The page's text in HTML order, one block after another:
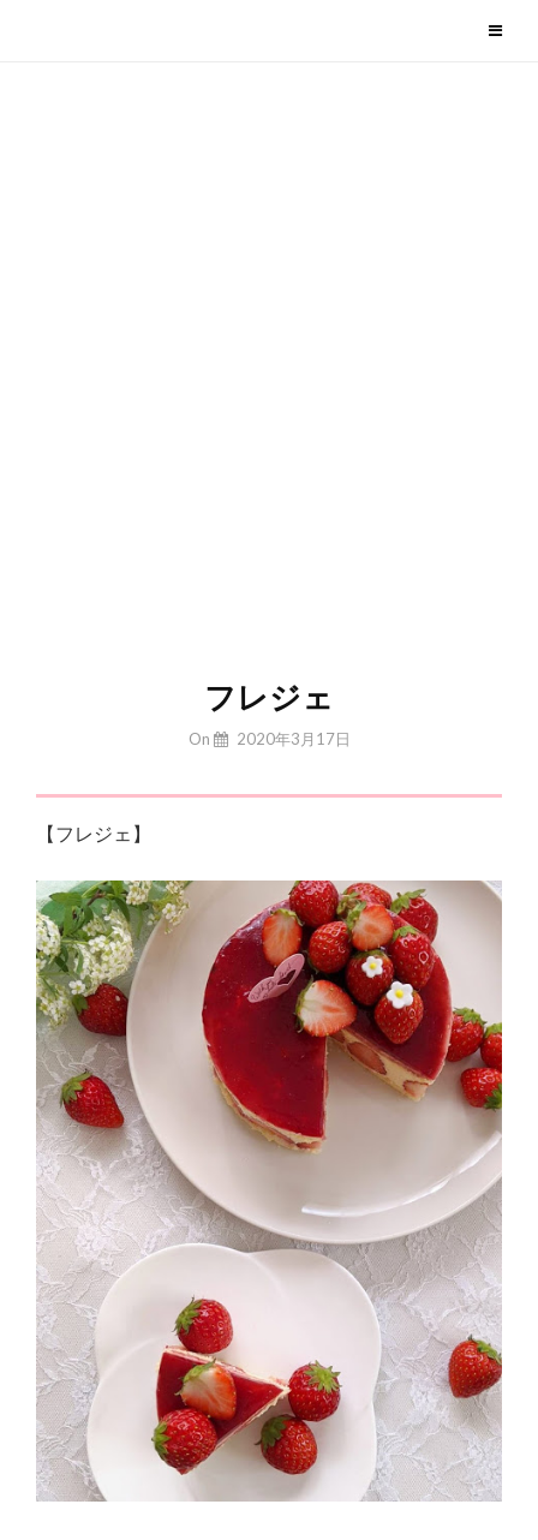
フレジェ
By
On 2020年3月17日
【フレジェ】